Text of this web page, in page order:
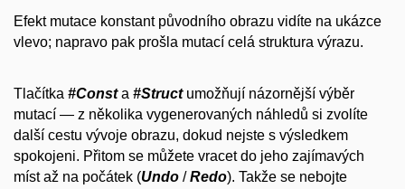
Efekt mutace konstant původního obrazu vidíte na ukázce
vlevo; napravo pak prošla mutací celá struktura výrazu.
Tlačítka #Consta #Structumožňují názornější výběr
mutací — z několika vygenerovaných náhledů si zvolíte
další cestu vývoje obrazu, dokud nejste s výsledkem
spokojeni. Přitom se můžete vracet do jeho zajímavých
míst až na počátek (Undo /Redo). Takže se nebojte